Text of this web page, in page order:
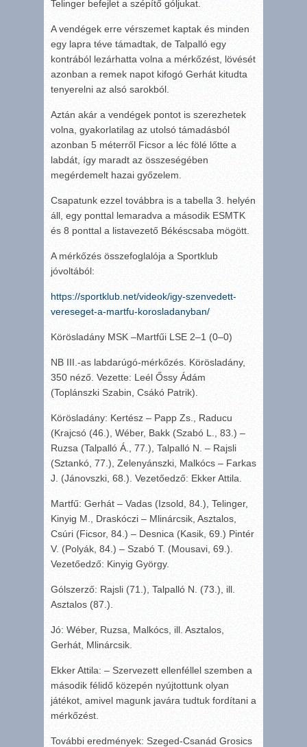
Telinger befejlet a szépítő góljukat.
A vendégek erre vérszemet kaptak és minden
egy lapra téve támadtak, de Talpalló egy
kontrából lezárhatta volna a mérkőzést, lövését
azonban a remek napot kifogó Gerhát kitudta
tenyerelni az alsó sarokból.
Aztán akár a vendégek pontot is szerezhetek
volna, gyakorlatilag az utolsó támadásból
azonban 5 méterről Ficsor a léc fölé lőtte a
labdát, így maradt az összeségében
megérdemelt hazai győzelem.
Csapatunk ezzel továbbra is a tabella 3. helyén
áll, egy ponttal lemaradva a második ESMTK
és 8 ponttal a listavezető Békéscsaba mögött.
A mérkőzés összefoglalója a Sportklub
jóvoltából:
https://sportklub.net/videok/igy-szenvedett-
vereseget-a-martfu-korosladanyban/
Körösladány MSK –Martfűi LSE 2–1 (0–0)
NB III.-as labdarúgó-mérkőzés. Körösladány,
350 néző. Vezette: Leél Őssy Ádám
(Toplánszki Szabin, Csákó Patrik).
Körösladány: Kertész – Papp Zs., Raducu
(Krajcsó (46.), Wéber, Bakk (Szabó L., 83.) –
Ruzsa (Talpalló Á., 77.), Talpalló N. – Rajsli
(Sztankó, 77.), Zelenyánszki, Malkócs – Farkas
J. (Jánovszki, 68.). Vezetőedző: Ekker Attila.
Martfű: Gerhát – Vadas (Izsold, 84.), Telinger,
Kinyig M., Draskóczi – Mlinárcsik, Asztalos,
Csúri (Ficsor, 84.) – Desnica (Kasik, 69.) Pintér
V. (Polyák, 84.) – Szabó T. (Mousavi, 69.).
Vezetőedző: Kinyig György.
Gólszerző: Rajsli (71.), Talpalló N. (73.), ill.
Asztalos (87.).
Jó: Wéber, Ruzsa, Malkócs, ill. Asztalos,
Gerhát, Mlinárcsik.
Ekker Attila: – Szervezett ellenféllel szemben a
második félidő közepén nyújtottunk olyan
játékot, amivel magunk javára tudtuk fordítani a
mérkőzést.
További eredmények: Szeged-Csanád Grosics